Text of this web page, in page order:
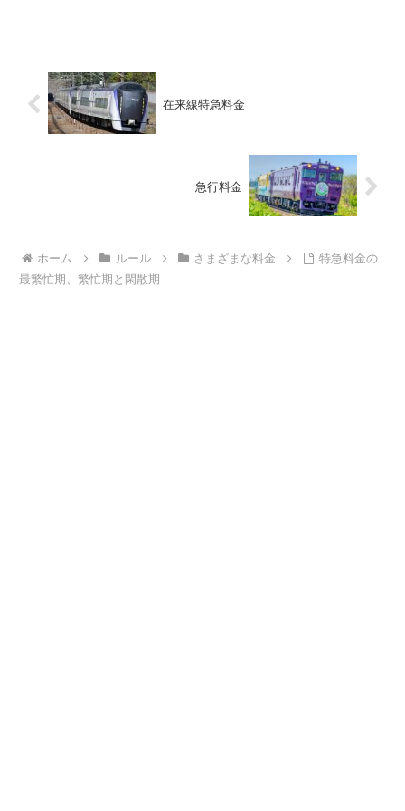
在来線特急料金
急行料金
ホーム ルール さまざまな料金
特急料金の
最繁忙期、繁忙期と閑散期